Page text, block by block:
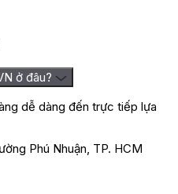
ở đâu?
dễ dàng đến trực tiếp lựa
Phú Nhuận, TP. HCM